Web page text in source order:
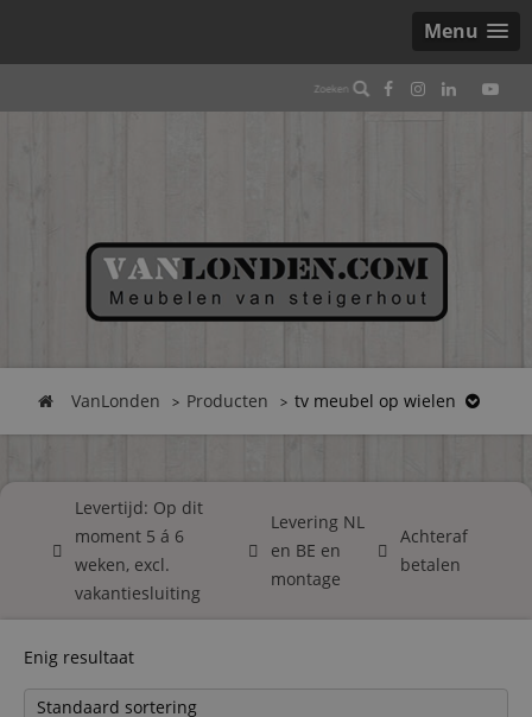
Menu
VanLonden Producten tv meubel op wielen
Levertijd: Op dit
moment 5 á 6
weken, excl.
vakantiesluiting
Levering NL
en BE en
montage
Achteraf
betalen
Enig resultaat